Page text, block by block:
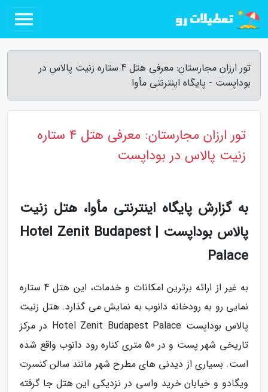
تور ارزان مجارستان: معرفی هتل 4 ستاره زنیت پالاس در
بوداپست - پایگاه اینترنتی مأوا
تور ارزان مجارستان: معرفی هتل 4 ستاره
زنیت پالاس در بوداپست
به گزارش پایگاه اینترنتی مأوا، هتل زنیت
پالاس بوداپست | Hotel Zenit Budapest
Palace
به غیر از ارائه برترین امکانات و خدمات، این هتل 4 ستاره
نمایی رو به رودخانه دانوب به نمایش می گذارد. هتل زنیت
پالاس بوداپست Hotel Zenit Budapest Palace در مرکز
تاریخی شهر پست و در 50 متری کناره رود دانوب واقع شده
است. بسیاری از دیدنی های مطرح شهر مانند سالن کنسرت
ویگادو و خیابان خرید واسی در نزدیکی این هتل جا گرفته